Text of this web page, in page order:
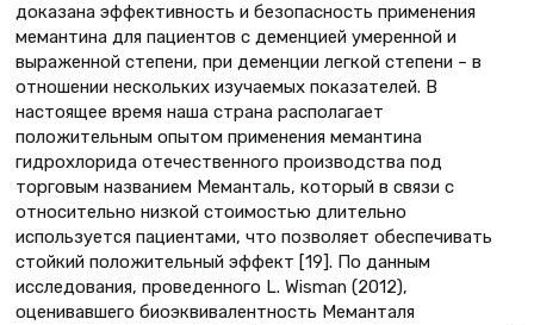
доказана эффективность и безопасность применения
мемантина для пациентов с деменцией умеренной и
выраженной степени, при деменции легкой степени – в
отношении нескольких изучаемых показателей. В
настоящее время наша страна располагает
положительным опытом применения мемантина
гидрохлорида отечественного производства под
торговым названием Меманталь, который в связи с
относительно низкой стоимостью длительно
используется пациентами, что позволяет обеспечивать
стойкий положительный эффект [19]. По данным
исследования, проведенного L. Wisman (2012),
оценивавшего биоэквивалентность Меманталя